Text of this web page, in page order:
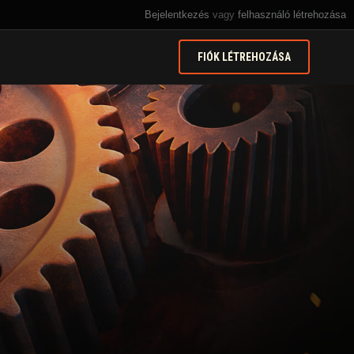
Bejelentkezés vagy felhasználó létrehozása
FIÓK LÉTREHOZÁSA